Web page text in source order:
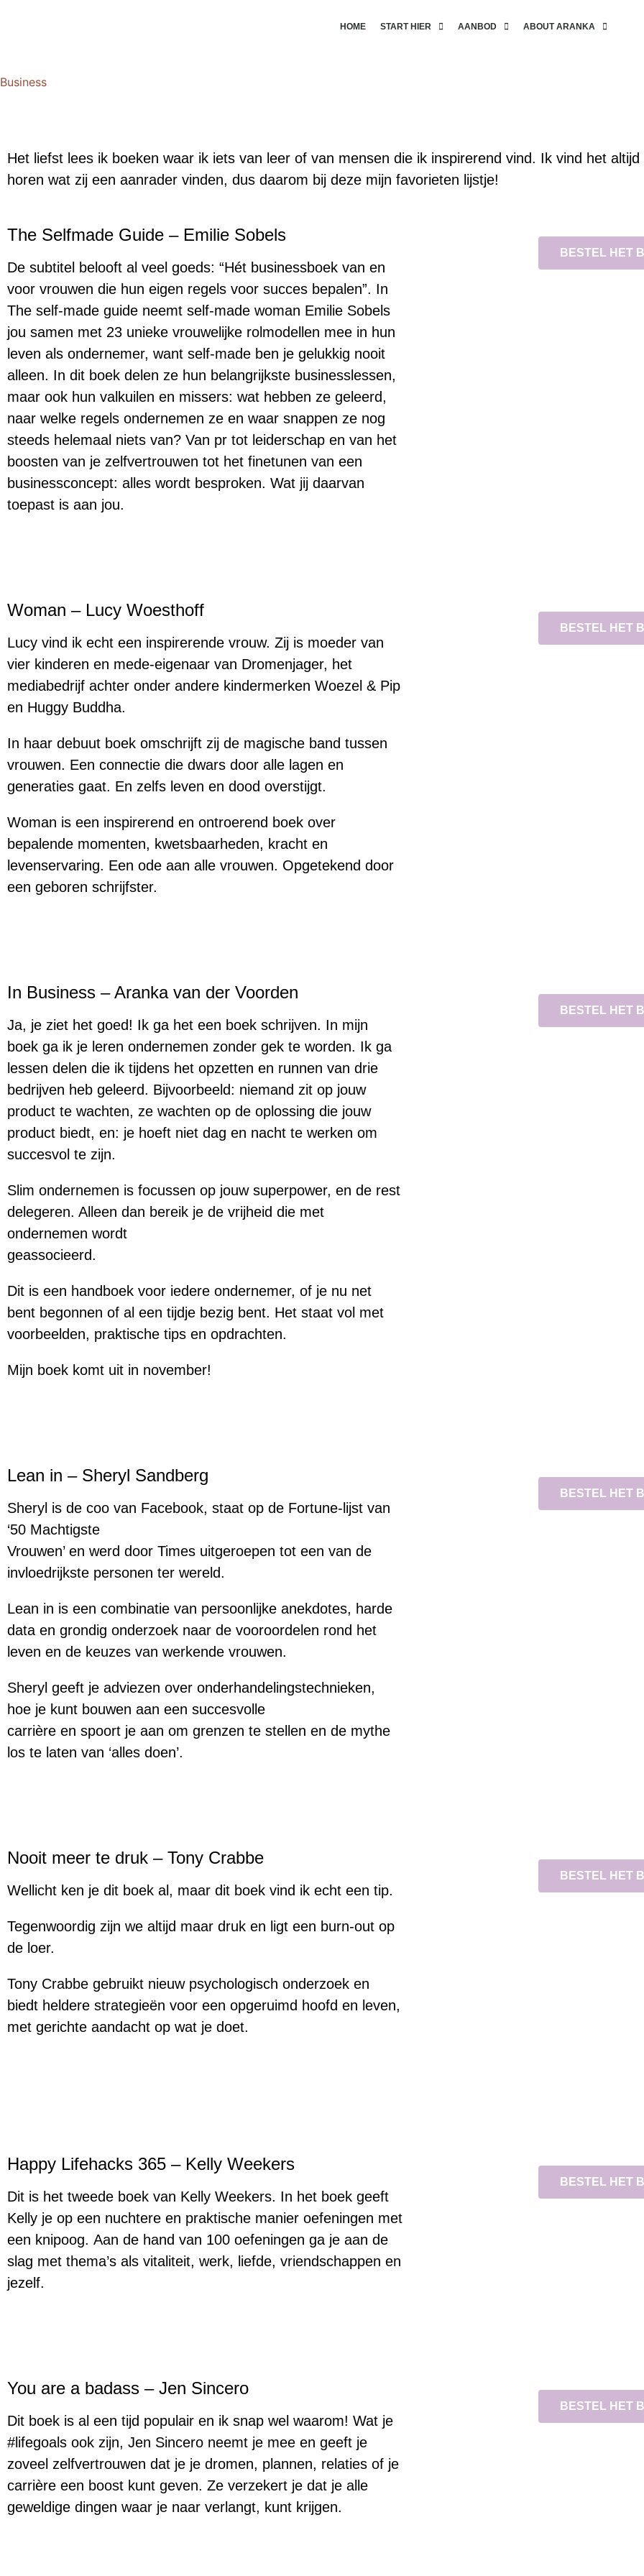
HOME START HIER AANBOD ABOUT ARANKA
Business
Het liefst lees ik boeken waar ik iets van leer of van mensen die ik inspirerend vind. Ik vind het
horen wat zij een aanrader vinden, dus daarom bij deze mijn favorieten lijstje!
The Selfmade Guide – Emilie Sobels
De subtitel belooft al veel goeds: “Hét businessboek van en
voor vrouwen die hun eigen regels voor succes bepalen”. In
The self-made guide neemt self-made woman Emilie Sobels
jou samen met 23 unieke vrouwelijke rolmodellen mee in hun
leven als ondernemer, want self-made ben je gelukkig nooit
alleen. In dit boek delen ze hun belangrijkste businesslessen,
maar ook hun valkuilen en missers: wat hebben ze geleerd,
naar welke regels ondernemen ze en waar snappen ze nog
steeds helemaal niets van? Van pr tot leiderschap en van het
boosten van je zelfvertrouwen tot het finetunen van een
businessconcept: alles wordt besproken. Wat jij daarvan
toepast is aan jou.
BESTEL HET
Woman – Lucy Woesthoff
Lucy vind ik echt een inspirerende vrouw. Zij is moeder van
vier kinderen en mede-eigenaar van Dromenjager, het
mediabedrijf achter onder andere kindermerken Woezel & Pip
en Huggy Buddha.
In haar debuut boek omschrijft zij de magische band tussen
vrouwen. Een connectie die dwars door alle lagen en
generaties gaat. En zelfs leven en dood overstijgt.
Woman is een inspirerend en ontroerend boek over
bepalende momenten, kwetsbaarheden, kracht en
levenservaring. Een ode aan alle vrouwen. Opgetekend door
een geboren schrijfster.
BESTEL HET
In Business – Aranka van der Voorden
Ja, je ziet het goed! Ik ga het een boek schrijven. In mijn
boek ga ik je leren ondernemen zonder gek te worden. Ik ga
lessen delen die ik tijdens het opzetten en runnen van drie
bedrijven heb geleerd. Bijvoorbeeld: niemand zit op jouw
product te wachten, ze wachten op de oplossing die jouw
product biedt, en: je hoeft niet dag en nacht te werken om
succesvol te zijn.
Slim ondernemen is focussen op jouw superpower, en de rest
delegeren. Alleen dan bereik je de vrijheid die met
ondernemen wordt
geassocieerd.
Dit is een handboek voor iedere ondernemer, of je nu net
bent begonnen of al een tijdje bezig bent. Het staat vol met
voorbeelden, praktische tips en opdrachten.
Mijn boek komt uit in november!
BESTEL HET
Lean in – Sheryl Sandberg
Sheryl is de coo van Facebook, staat op de Fortune-lijst van
‘50 Machtigste
Vrouwen’ en werd door Times uitgeroepen tot een van de
invloedrijkste personen ter wereld.
Lean in is een combinatie van persoonlijke anekdotes, harde
data en grondig onderzoek naar de vooroordelen rond het
leven en de keuzes van werkende vrouwen.
Sheryl geeft je adviezen over onderhandelingstechnieken,
hoe je kunt bouwen aan een succesvolle
carrière en spoort je aan om grenzen te stellen en de mythe
los te laten van ‘alles doen’.
BESTEL HET
Nooit meer te druk – Tony Crabbe
Wellicht ken je dit boek al, maar dit boek vind ik echt een tip.
Tegenwoordig zijn we altijd maar druk en ligt een burn-out op
de loer.
Tony Crabbe gebruikt nieuw psychologisch onderzoek en
biedt heldere strategieën voor een opgeruimd hoofd en leven,
met gerichte aandacht op wat je doet.
BESTEL HET
Happy Lifehacks 365 – Kelly Weekers
Dit is het tweede boek van Kelly Weekers. In het boek geeft
Kelly je op een nuchtere en praktische manier oefeningen met
een knipoog. Aan de hand van 100 oefeningen ga je aan de
slag met thema’s als vitaliteit, werk, liefde, vriendschappen en
jezelf.
BESTEL HET
You are a badass – Jen Sincero
Dit boek is al een tijd populair en ik snap wel waarom! Wat je
#lifegoals ook zijn, Jen Sincero neemt je mee en geeft je
zoveel zelfvertrouwen dat je je dromen, plannen, relaties of je
carrière een boost kunt geven. Ze verzekert je dat je alle
geweldige dingen waar je naar verlangt, kunt krijgen.
BESTEL HET